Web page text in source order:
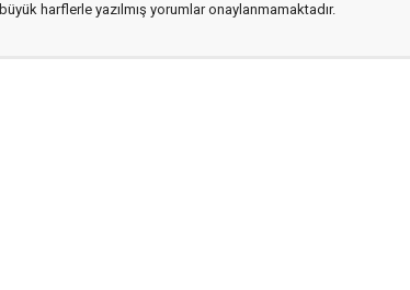
harflerle yazılmış yorumlar onaylanmamaktadır.